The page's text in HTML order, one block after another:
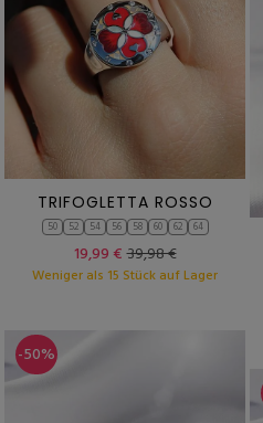
TRIFOGLETTA ROSSO
50 52 54 56 58 60 62 64
19,99 €39,98 €
Weniger als 15 Stück auf Lager
-50%